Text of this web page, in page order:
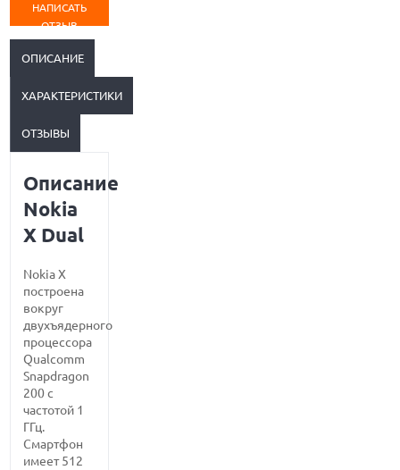
НАПИСАТЬ
ОТЗЫВ
ОПИСАНИЕ
ХАРАКТЕРИСТИКИ
ОТЗЫВЫ
Описание
Nokia
X Dual
Nokia X
построена
вокруг
двухъядерного
процессора
Qualcomm
Snapdragon
200 с
частотой 1
ГГц.
Смартфон
имеет 512